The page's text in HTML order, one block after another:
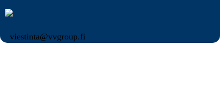
viestinta@vvgroup.fi